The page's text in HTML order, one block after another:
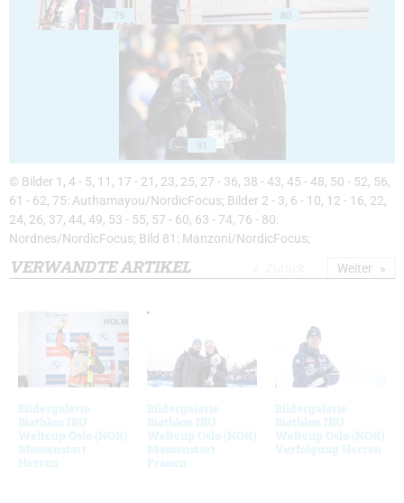
79 80
81
© Bilder 1, 4 - 5, 11, 17 - 21, 23, 25, 27 - 36, 38 - 43, 45 - 48, 50 - 52, 56,
61 - 62, 75: Authamayou/NordicFocus; Bilder 2 - 3, 6 - 10, 12 - 16, 22,
24, 26, 37, 44, 49, 53 - 55, 57 - 60, 63 - 74, 76 - 80:
Nordnes/NordicFocus; Bild 81: Manzoni/NordicFocus;
VERWANDTE ARTIKEL
Bildergalerie
Biathlon IBU
Weltcup Oslo (NOR)
Massenstart
Herren
Bildergalerie
Biathlon IBU
Weltcup Oslo (NOR)
Massenstart
Frauen
Bildergalerie
Biathlon IBU
Weltcup Oslo (NOR)
Verfolgung Herren
Weiter